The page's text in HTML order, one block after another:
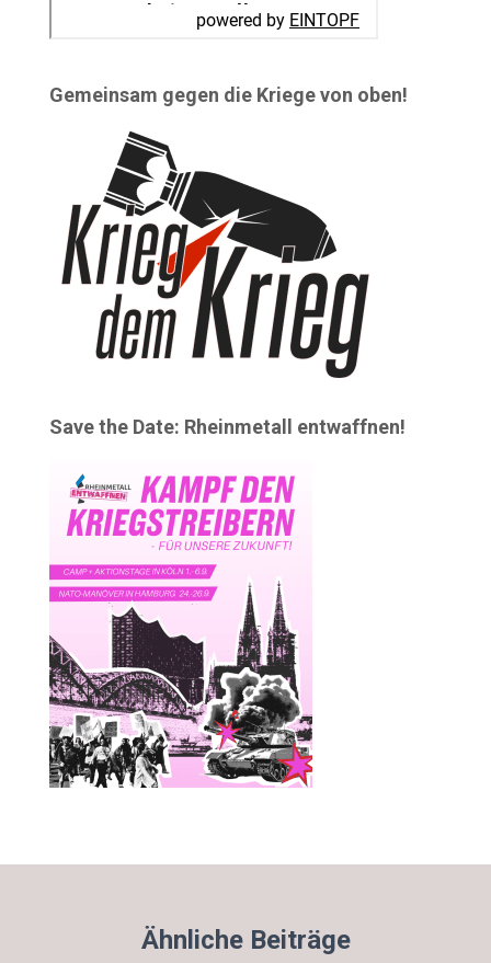
Gemeinsam gegen die Kriege von oben!
Save the Date: Rheinmetall entwaffnen!
Ähnliche Beiträge